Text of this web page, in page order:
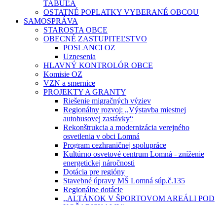
TABUĽA
OSTATNÉ POPLATKY VYBERANÉ OBCOU
SAMOSPRÁVA
STAROSTA OBCE
OBECNÉ ZASTUPITEĽSTVO
POSLANCI OZ
Uznesenia
HLAVNÝ KONTROLÓR OBCE
Komisie OZ
VZN a smernice
PROJEKTY A GRANTY
Riešenie migračných výziev
Regionálny rozvoj: ,,Výstavba miestnej
autobusovej zastávky“
Rekonštrukcia a modernizácia verejného
osvetlenia v obci Lomná
Program cezhraničnej spolupráce
Kultúrno osvetové centrum Lomná - zníženie
energetickej náročnosti
Dotácia pre regióny
Stavebné úpravy MŠ Lomná súp.č.135
Regionálne dotácie
,,ALTÁNOK V ŠPORTOVOM AREÁLI POD